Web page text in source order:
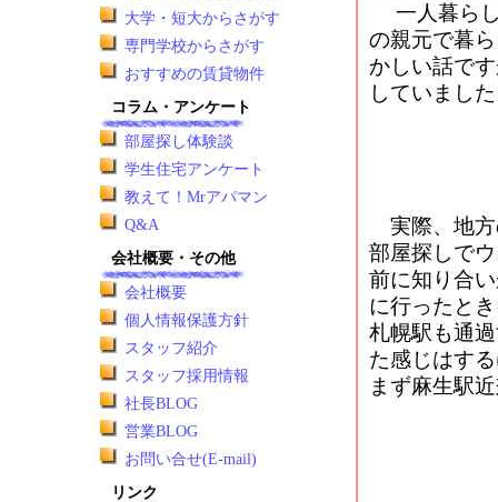
一人暮らし
の親元で暮
かしい話で
していまし
実際、地方
部屋探しで
前に知り合
に行ったと
札幌駅も通
た感じはす
まず麻生駅
大学・短大からさがす
専門学校からさがす
おすすめの賃貸物件
コラム・アンケート
部屋探し体験談
学生住宅アンケート
教えて！Mrアパマン
Q&A
会社概要・その他
会社概要
個人情報保護方針
スタッフ紹介
スタッフ採用情報
社長BLOG
営業BLOG
お問い合せ(E-mail)
リンク